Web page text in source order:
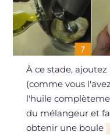
À ce stade,
(comme vous
l'huile
du mélangeur et
obtenir une boule